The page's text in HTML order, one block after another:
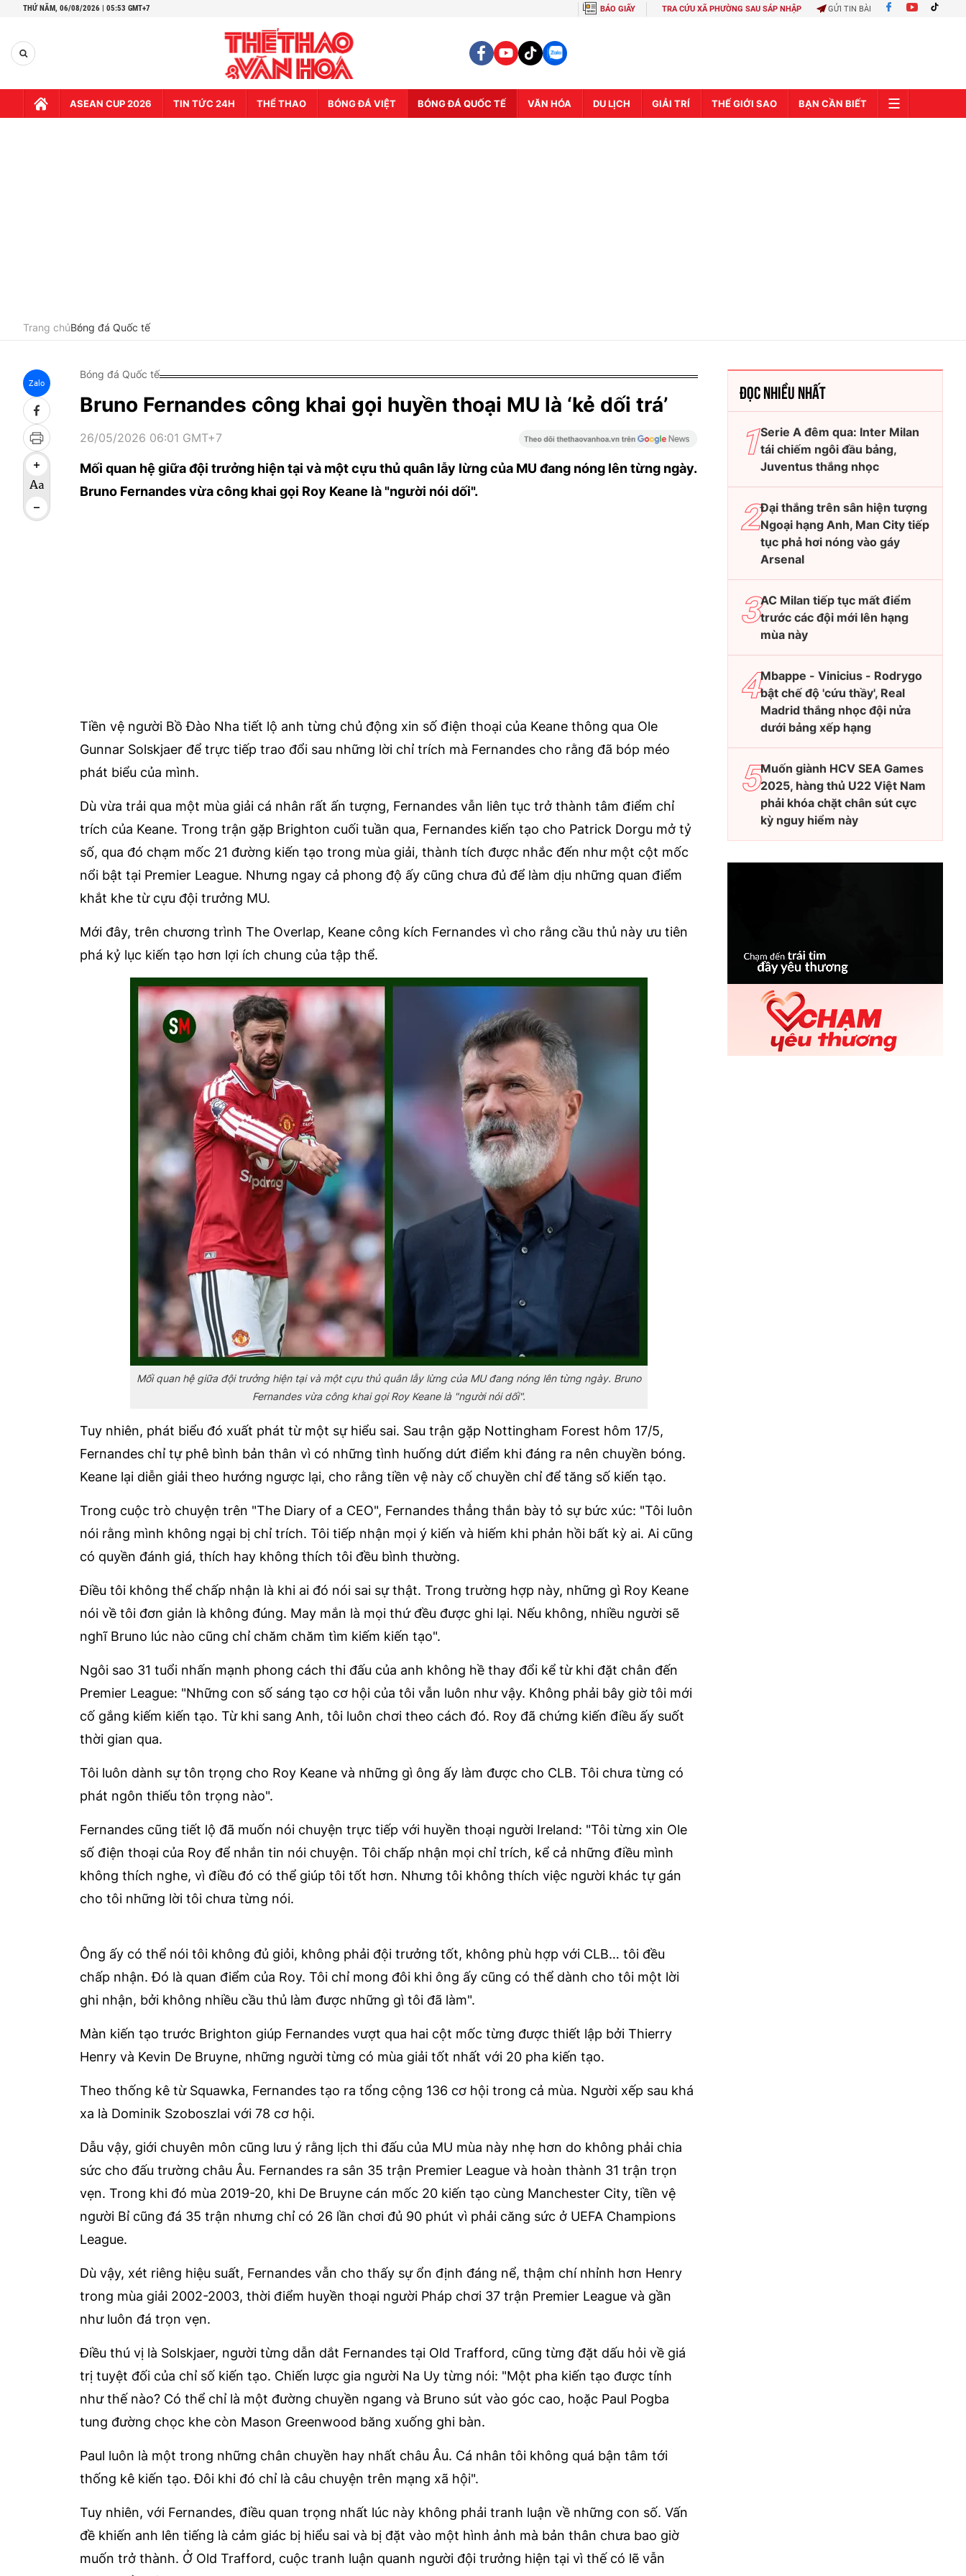
THỨ NĂM, 06/08/2026 | 05:53 GMT+7 BÁO GIẤY TRA CỨU XÃ PHƯỜNG SAU SÁP NHẬP GỬI TIN BÀI
ASEAN CUP 2026 TIN TỨC 24H THỂ THAO BÓNG ĐÁ VIỆT BÓNG ĐÁ QUỐC TẾ VĂN HÓA DU LỊCH GIẢI TRÍ THẾ GIỚI SAO BẠN CẦN BIẾT
Trang chủBóng đá Quốc tế
Zalo
Bóng đá Quốc tế
Bruno Fernandes công khai gọi huyền thoại MU là ‘kẻ dối trá’
26/05/2026 06:01 GMT+7
Mối quan hệ giữa đội trưởng hiện tại và một cựu thủ quân lẫy lừng của MU đang nóng lên từng ngày.
Bruno Fernandes vừa công khai gọi Roy Keane là "người nói dối".
Tiền vệ người Bồ Đào Nha tiết lộ anh từng chủ động xin số điện thoại của Keane thông qua Ole
Gunnar Solskjaer để trực tiếp trao đổi sau những lời chỉ trích mà Fernandes cho rằng đã bóp méo
phát biểu của mình.
Dù vừa trải qua một mùa giải cá nhân rất ấn tượng, Fernandes vẫn liên tục trở thành tâm điểm chỉ
trích của Keane. Trong trận gặp Brighton cuối tuần qua, Fernandes kiến tạo cho Patrick Dorgu mở tỷ
số, qua đó chạm mốc 21 đường kiến tạo trong mùa giải, thành tích được nhắc đến như một cột mốc
nổi bật tại Premier League. Nhưng ngay cả phong độ ấy cũng chưa đủ để làm dịu những quan điểm
khắt khe từ cựu đội trưởng MU.
Mới đây, trên chương trình The Overlap, Keane công kích Fernandes vì cho rằng cầu thủ này ưu tiên
phá kỷ lục kiến tạo hơn lợi ích chung của tập thể.
Mối quan hệ giữa đội trưởng hiện tại và một cựu thủ quân lẫy lừng của MU đang nóng lên từng ngày. Bruno
Fernandes vừa công khai gọi Roy Keane là "người nói dối".
Tuy nhiên, phát biểu đó xuất phát từ một sự hiểu sai. Sau trận gặp Nottingham Forest hôm 17/5,
Fernandes chỉ tự phê bình bản thân vì có những tình huống dứt điểm khi đáng ra nên chuyền bóng.
Keane lại diễn giải theo hướng ngược lại, cho rằng tiền vệ này cố chuyền chỉ để tăng số kiến tạo.
Trong cuộc trò chuyện trên "The Diary of a CEO", Fernandes thẳng thắn bày tỏ sự bức xúc: "Tôi luôn
nói rằng mình không ngại bị chỉ trích. Tôi tiếp nhận mọi ý kiến và hiếm khi phản hồi bất kỳ ai. Ai cũng
có quyền đánh giá, thích hay không thích tôi đều bình thường.
Điều tôi không thể chấp nhận là khi ai đó nói sai sự thật. Trong trường hợp này, những gì Roy Keane
nói về tôi đơn giản là không đúng. May mắn là mọi thứ đều được ghi lại. Nếu không, nhiều người sẽ
nghĩ Bruno lúc nào cũng chỉ chăm chăm tìm kiếm kiến tạo".
Ngôi sao 31 tuổi nhấn mạnh phong cách thi đấu của anh không hề thay đổi kể từ khi đặt chân đến
Premier League: "Những con số sáng tạo cơ hội của tôi vẫn luôn như vậy. Không phải bây giờ tôi mới
cố gắng kiếm kiến tạo. Từ khi sang Anh, tôi luôn chơi theo cách đó. Roy đã chứng kiến điều ấy suốt
thời gian qua.
Tôi luôn dành sự tôn trọng cho Roy Keane và những gì ông ấy làm được cho CLB. Tôi chưa từng có
phát ngôn thiếu tôn trọng nào".
Fernandes cũng tiết lộ đã muốn nói chuyện trực tiếp với huyền thoại người Ireland: "Tôi từng xin Ole
số điện thoại của Roy để nhắn tin nói chuyện. Tôi chấp nhận mọi chỉ trích, kể cả những điều mình
không thích nghe, vì điều đó có thể giúp tôi tốt hơn. Nhưng tôi không thích việc người khác tự gán
cho tôi những lời tôi chưa từng nói.
Ông ấy có thể nói tôi không đủ giỏi, không phải đội trưởng tốt, không phù hợp với CLB… tôi đều
chấp nhận. Đó là quan điểm của Roy. Tôi chỉ mong đôi khi ông ấy cũng có thể dành cho tôi một lời
ghi nhận, bởi không nhiều cầu thủ làm được những gì tôi đã làm".
Màn kiến tạo trước Brighton giúp Fernandes vượt qua hai cột mốc từng được thiết lập bởi Thierry
Henry và Kevin De Bruyne, những người từng có mùa giải tốt nhất với 20 pha kiến tạo.
Theo thống kê từ Squawka, Fernandes tạo ra tổng cộng 136 cơ hội trong cả mùa. Người xếp sau khá
xa là Dominik Szoboszlai với 78 cơ hội.
Dẫu vậy, giới chuyên môn cũng lưu ý rằng lịch thi đấu của MU mùa này nhẹ hơn do không phải chia
sức cho đấu trường châu Âu. Fernandes ra sân 35 trận Premier League và hoàn thành 31 trận trọn
vẹn. Trong khi đó mùa 2019-20, khi De Bruyne cán mốc 20 kiến tạo cùng Manchester City, tiền vệ
người Bỉ cũng đá 35 trận nhưng chỉ có 26 lần chơi đủ 90 phút vì phải căng sức ở UEFA Champions
League.
Dù vậy, xét riêng hiệu suất, Fernandes vẫn cho thấy sự ổn định đáng nể, thậm chí nhỉnh hơn Henry
trong mùa giải 2002-2003, thời điểm huyền thoại người Pháp chơi 37 trận Premier League và gần
như luôn đá trọn vẹn.
Điều thú vị là Solskjaer, người từng dẫn dắt Fernandes tại Old Trafford, cũng từng đặt dấu hỏi về giá
trị tuyệt đối của chỉ số kiến tạo. Chiến lược gia người Na Uy từng nói: "Một pha kiến tạo được tính
như thế nào? Có thể chỉ là một đường chuyền ngang và Bruno sút vào góc cao, hoặc Paul Pogba
tung đường chọc khe còn Mason Greenwood băng xuống ghi bàn.
Paul luôn là một trong những chân chuyền hay nhất châu Âu. Cá nhân tôi không quá bận tâm tới
thống kê kiến tạo. Đôi khi đó chỉ là câu chuyện trên mạng xã hội".
Tuy nhiên, với Fernandes, điều quan trọng nhất lúc này không phải tranh luận về những con số. Vấn
đề khiến anh lên tiếng là cảm giác bị hiểu sai và bị đặt vào một hình ảnh mà bản thân chưa bao giờ
muốn trở thành. Ở Old Trafford, cuộc tranh luận quanh người đội trưởng hiện tại vì thế có lẽ vẫn
ĐỌC NHIỀU NHẤT
Serie A đêm qua: Inter Milan
tái chiếm ngôi đầu bảng,
Juventus thắng nhọc
Đại thắng trên sân hiện tượng
Ngoại hạng Anh, Man City tiếp
tục phả hơi nóng vào gáy
Arsenal
AC Milan tiếp tục mất điểm
trước các đội mới lên hạng
mùa này
Mbappe - Vinicius - Rodrygo
bật chế độ 'cứu thầy', Real
Madrid thắng nhọc đội nửa
dưới bảng xếp hạng
Muốn giành HCV SEA Games
2025, hàng thủ U22 Việt Nam
phải khóa chặt chân sút cực
kỳ nguy hiểm này